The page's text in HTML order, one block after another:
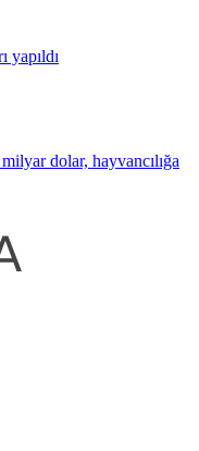
yapıldı
dolar, hayvancılığa